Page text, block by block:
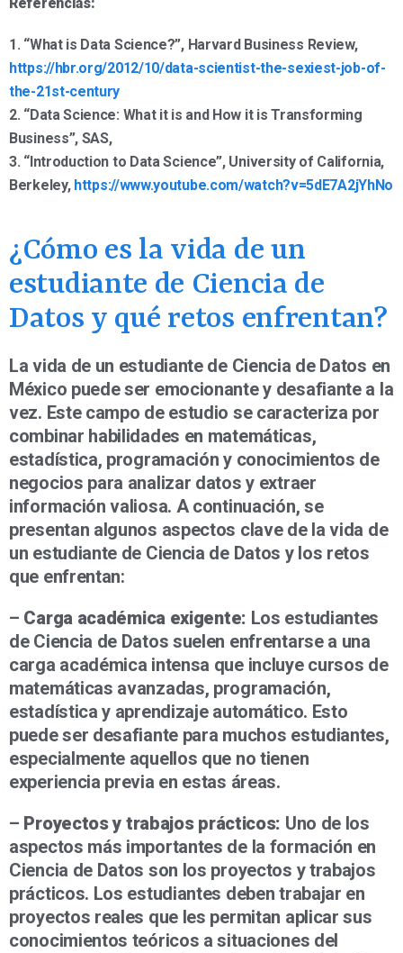
1. “What is Data Science?”, Harvard Business Review,
https://hbr.org/2012/10/data-scientist-the-sexiest-job-of-
the-21st-century
2. “Data Science: What it is and How it is Transforming
Business”, SAS,
3. “Introduction to Data Science”, University of California,
Berkeley, https://www.youtube.com/watch?v=5dE7A2jYhNo
¿Cómo es la vida de un
estudiante de Ciencia de
Datos y qué retos enfrentan?
La vida de un estudiante de Ciencia de Datos en
México puede ser emocionante y desafiante a la
vez. Este campo de estudio se caracteriza por
combinar habilidades en matemáticas,
estadística, programación y conocimientos de
negocios para analizar datos y extraer
información valiosa. A continuación, se
presentan algunos aspectos clave de la vida de
un estudiante de Ciencia de Datos y los retos
que enfrentan:
– Carga académica exigente: Los estudiantes
de Ciencia de Datos suelen enfrentarse a una
carga académica intensa que incluye cursos de
matemáticas avanzadas, programación,
estadística y aprendizaje automático. Esto
puede ser desafiante para muchos estudiantes,
especialmente aquellos que no tienen
experiencia previa en estas áreas.
– Proyectos y trabajos prácticos: Uno de los
aspectos más importantes de la formación en
Ciencia de Datos son los proyectos y trabajos
prácticos. Los estudiantes deben trabajar en
proyectos reales que les permitan aplicar sus
conocimientos teóricos a situaciones del